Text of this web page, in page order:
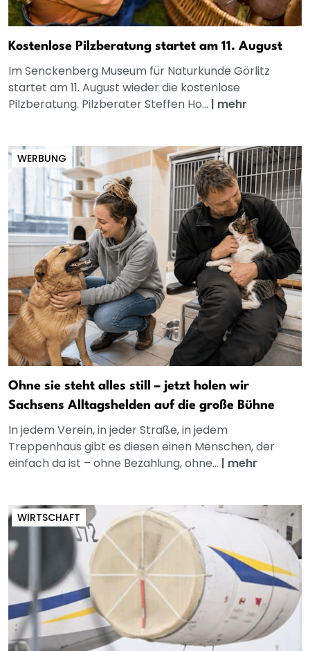
Kostenlose Pilzberatung startet am 11. August
Im Senckenberg Museum für Naturkunde Görlitz
startet am 11. August wieder die kostenlose
Pilzberatung. Pilzberater Steffen Ho... | mehr
WERBUNG
Ohne sie steht alles still – jetzt holen wir
Sachsens Alltagshelden auf die große Bühne
In jedem Verein, in jeder Straße, in jedem
Treppenhaus gibt es diesen einen Menschen, der
einfach da ist – ohne Bezahlung, ohne... | mehr
WIRTSCHAFT